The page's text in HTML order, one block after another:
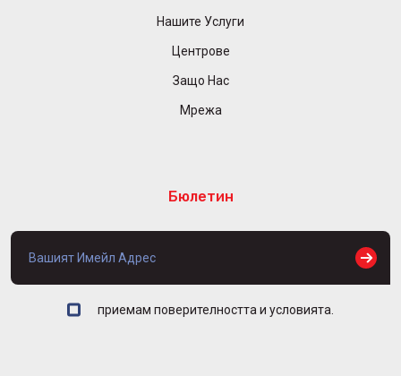
Нашите Услуги
Центрове
Защо Нас
Мрежа
Бюлетин
приемам поверителността и условията.